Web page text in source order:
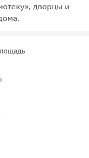
дворцы и